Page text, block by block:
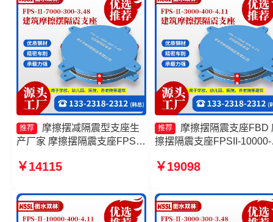
推荐
摩擦摆减隔震型支座生
产厂家 摩擦摆隔震支座FPSII-
震支座FPSII-3000-300-3.48
FPSII-5000-300-3.48厂家
￥14115
推荐
摩擦摆隔震支座FBD
擦摆隔震支座FPSII-10000-
擦摆支座生产厂家 摩擦摆
￥19098